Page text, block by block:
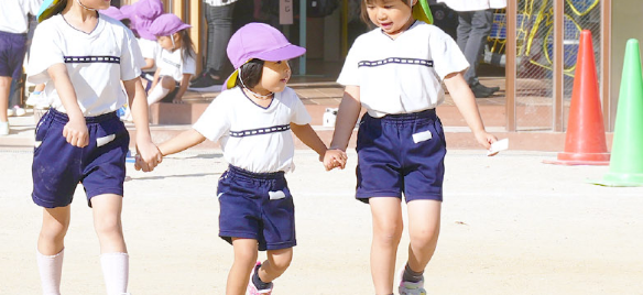
ハ
イ
ク
|
学
校
法